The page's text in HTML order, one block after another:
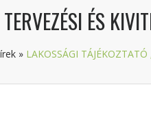
ÉS
» LAKOSSÁGI